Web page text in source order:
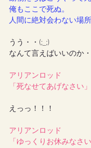
俺もここで死ぬ。
人間に絶対会わない場所
うう・・(;_;)
なんて言えばいいのか・
アリアンロッド
「死なせてあげなさい」
えっっ！！！
アリアンロッド
「ゆっくりお休みなさい